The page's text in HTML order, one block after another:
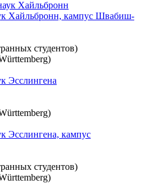
Хайльбронн, кампус Швабиш-
студентов)
Эсслингена
Эсслингена, кампус
студентов)